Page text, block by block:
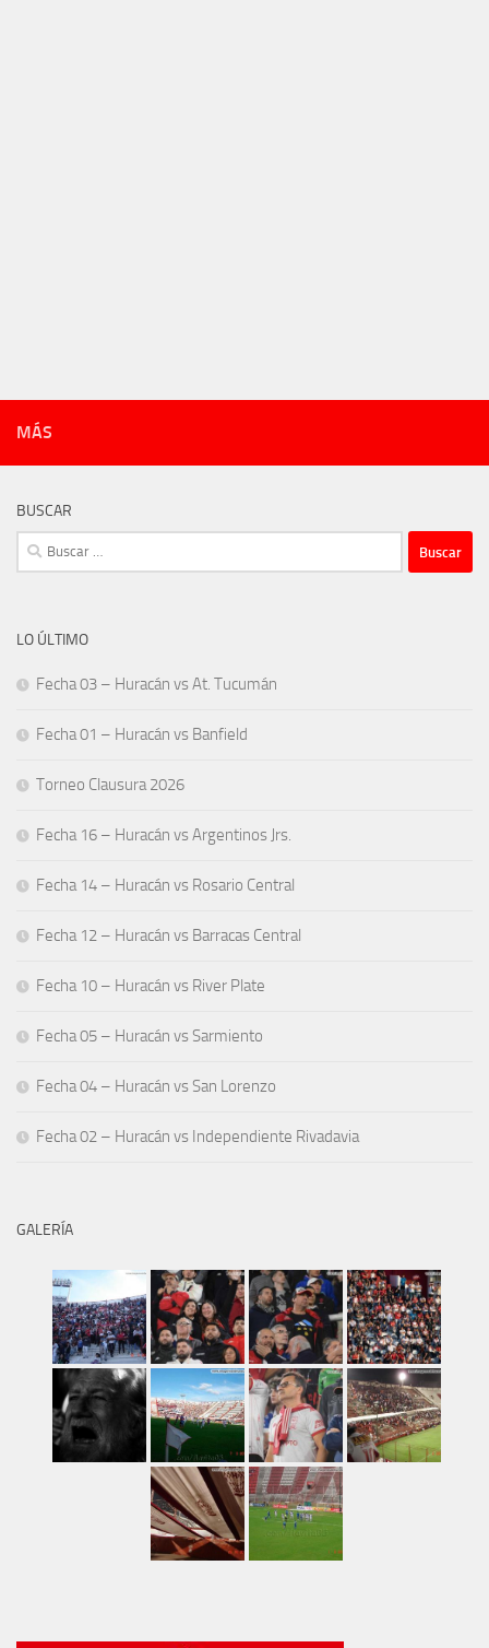
MÁS
BUSCAR
Buscar:
LO ÚLTIMO
Fecha 03 – Huracán vs At. Tucumán
Fecha 01 – Huracán vs Banfield
Torneo Clausura 2026
Fecha 16 – Huracán vs Argentinos Jrs.
Fecha 14 – Huracán vs Rosario Central
Fecha 12 – Huracán vs Barracas Central
Fecha 10 – Huracán vs River Plate
Fecha 05 – Huracán vs Sarmiento
Fecha 04 – Huracán vs San Lorenzo
Fecha 02 – Huracán vs Independiente Rivadavia
GALERÍA